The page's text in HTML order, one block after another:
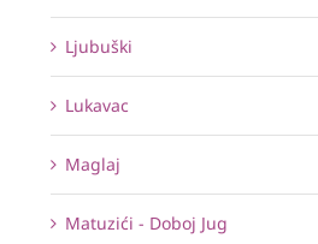
Ljubuški
Lukavac
Maglaj
Matuzići - Doboj Jug